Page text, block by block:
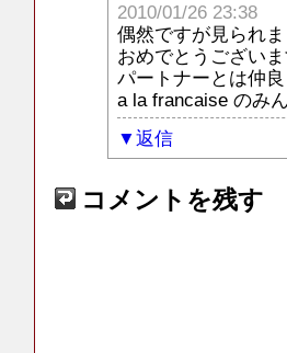
2010/01/26 23:38
偶然ですが見られま
おめでとうござい
パートナーとは仲
a la francaise のみ
返信
コメントを残す